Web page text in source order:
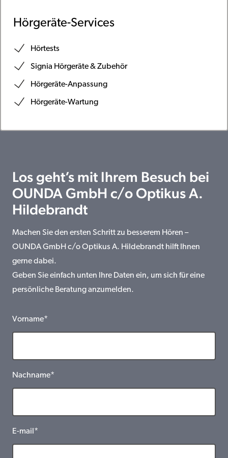
Hörgeräte-Services
Hörtests
Signia Hörgeräte & Zubehör
Hörgeräte-Anpassung
Hörgeräte-Wartung
Los geht’s mit Ihrem Besuch bei
OUNDA GmbH c/o Optikus A.
Hildebrandt
Machen Sie den ersten Schritt zu besserem Hören –
OUNDA GmbH c/o Optikus A. Hildebrandt hilft Ihnen
gerne dabei.
Geben Sie einfach unten Ihre Daten ein, um sich für eine
persönliche Beratung anzumelden.
Vorname*
Nachname*
E-mail*